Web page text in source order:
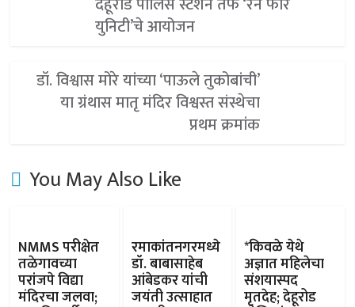
युनिटी’चे आयोजन
डॉ. विश्वास मोरे यांच्या ‘पाऊले तुकोबांची’
या ग्रंथास मातृ मंदिर विश्वस्त संस्थेचा
प्रथम क्रमांक
You May Also Like
NMMS परीक्षेत
तळेगावच्या
परांजपे विद्या
मंदिरचा जलवा;
रमाकांतनगरमध्ये
डॉ. बाबासाहेब
आंबेडकर यांची
जयंती उत्साहात
*किवळे येथे
अज्ञात महिलेचा
संशयास्पद
मृतदेह; देहूरोड